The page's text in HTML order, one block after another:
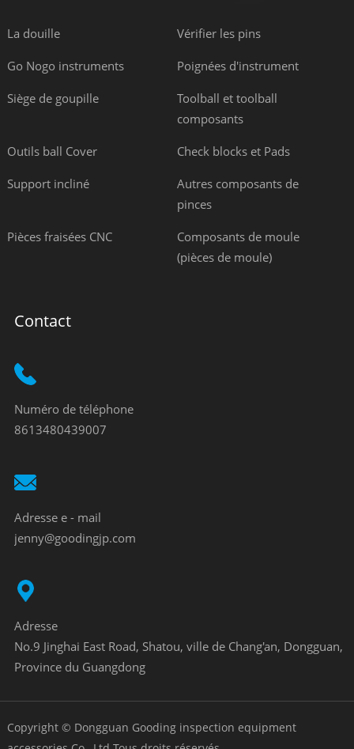
La douille Vérifier les pins
Go Nogo instruments Poignées d'instrument
Siège de goupille
Toolball et toolball
composants
Outils ball Cover Check blocks et Pads
Support incliné
Autres composants de
pinces
Pièces fraisées CNC
Composants de moule
(pièces de moule)
Contact
Numéro de téléphone
8613480439007
Adresse e - mail
jenny@goodingjp.com
Adresse
No.9 Jinghai East Road, Shatou, ville de Chang'an, Dongguan,
Province du Guangdong
Copyright © Dongguan Gooding inspection equipment